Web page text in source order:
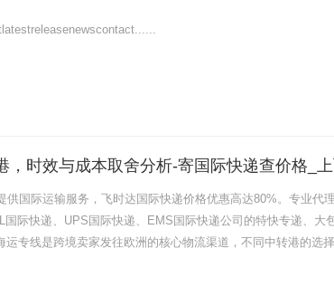
，时效与成本取舍分析-寄国际快递查价格_
供国际运输服务，飞时达国际快递价格优惠高达80%。专业代
国际快递、UPS国际快递、EMS国际快递公司的特快专递、大
运专线是跨境卖家发往欧洲的核心物流渠道，不同中转港的选